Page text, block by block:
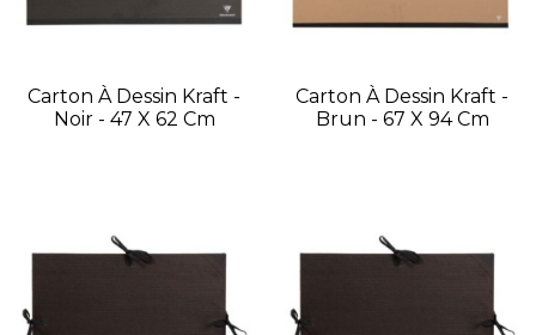
Carton À Dessin Kraft -
Noir - 47 X 62 Cm
Carton À Dessin Kraft -
Brun - 67 X 94 Cm